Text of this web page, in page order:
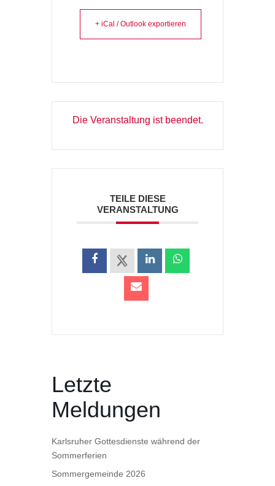
+ iCal / Outlook exportieren
Die Veranstaltung ist beendet.
TEILE DIESE
VERANSTALTUNG
Letzte
Meldungen
Karlsruher Gottesdienste während der
Sommerferien
Sommergemeinde 2026